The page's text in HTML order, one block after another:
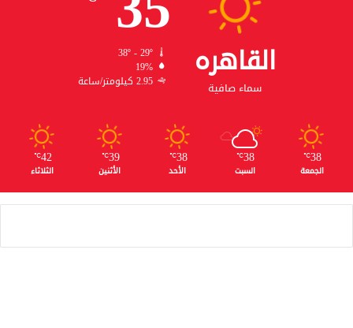
القاهره
سماء صافية
38º - 29º
19%
2.95 كيلومتر/ساعة
38
℃
الجمعة
38
℃
السبت
38
℃
الأحد
39
℃
الأثنين
42
℃
الثلاثاء